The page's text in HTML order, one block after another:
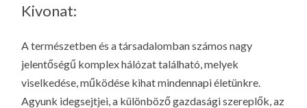
Kivonat:
A természetben és a társadalomban számos nagy
jelentőségű komplex hálózat található, melyek
viselkedése, működése kihat mindennapi életünkre.
Agyunk idegsejtjei, a különböző gazdasági szereplők, az